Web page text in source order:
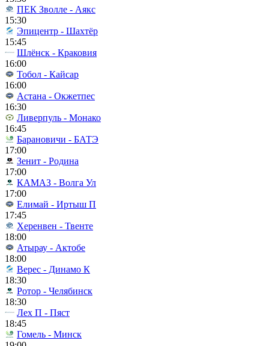
ПЕК Зволле - Аякс
15:30
Эпицентр - Шахтёр
15:45
Шлёнск - Краковия
16:00
Тобол - Кайсар
16:00
Астана - Окжетпес
16:30
Ливерпуль - Монако
16:45
Барановичи - БАТЭ
17:00
Зенит - Родина
17:00
КАМАЗ - Волга Ул
17:00
Елимай - Иртыш П
17:45
Херенвен - Твенте
18:00
Атырау - Актобе
18:00
Верес - Динамо К
18:30
Ротор - Челябинск
18:30
Лех П - Пяст
18:45
Гомель - Минск